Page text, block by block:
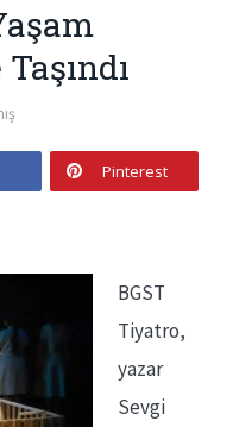
Pinterest
BGST
Tiyatro,
yazar
Sevgi